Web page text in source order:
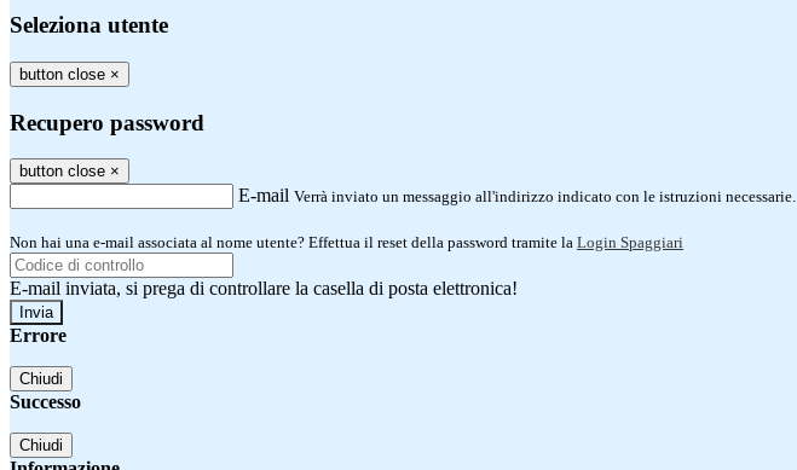
Seleziona utente
button close ×
Recupero password
button close ×
E-mail Verrà inviato un messaggio all'indirizzo indicato con le istruzioni necessarie.
Non hai una e-mail associata al nome utente? Effettua il reset della password tramite la Login Spaggiari
E-mail inviata, si prega di controllare la casella di posta elettronica!
Errore
Chiudi
Successo
Chiudi